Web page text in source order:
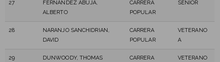
27
FERNÁNDEZ ABUJA,
ALBERTO
CARRERA
POPULAR
SÉNIOR
28
NARANJO SANCHIDRIAN,
DAVID
CARRERA
POPULAR
VETERANO
A
29 DUNWOODY, THOMAS
CARRERA
VETERANO